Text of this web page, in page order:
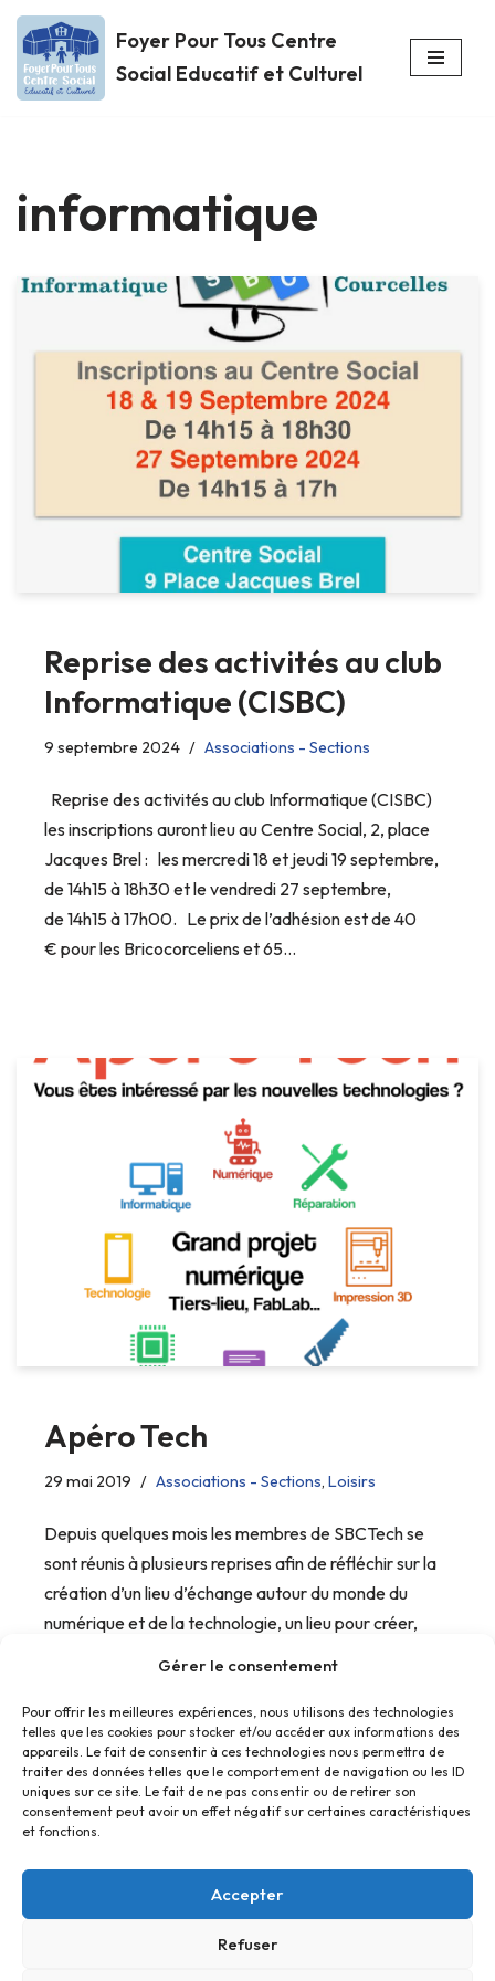
Gérer le consentement
Pour offrir les meilleures expériences, nous utilisons des technologies
telles que les cookies pour stocker et/ou accéder aux informations des
appareils. Le fait de consentir à ces technologies nous permettra de
traiter des données telles que le comportement de navigation ou les ID
uniques sur ce site. Le fait de ne pas consentir ou de retirer son
consentement peut avoir un effet négatif sur certaines caractéristiques
et fonctions.
Accepter
Refuser
Aller
au
Foyer Pour Tous Centre
Social Educatif et Culturel
informatique
Reprise des activités au club
Informatique (CISBC)
9 septembre 2024 Associations - Sections
Reprise des activités au club Informatique (CISBC)
les inscriptions auront lieu au Centre Social, 2, place
Jacques Brel : les mercredi 18 et jeudi 19 septembre,
de 14h15 à 18h30 et le vendredi 27 septembre,
de 14h15 à 17h00. Le prix de l’adhésion est de 40
€ pour les Bricocorceliens et 65…
Apéro Tech
29 mai 2019 Associations - Sections, Loisirs
Depuis quelques mois les membres de SBCTech se
sont réunis à plusieurs reprises afin de réfléchir sur la
création d’un lieu d’échange autour du monde du
numérique et de la technologie, un lieu pour créer,
Contact